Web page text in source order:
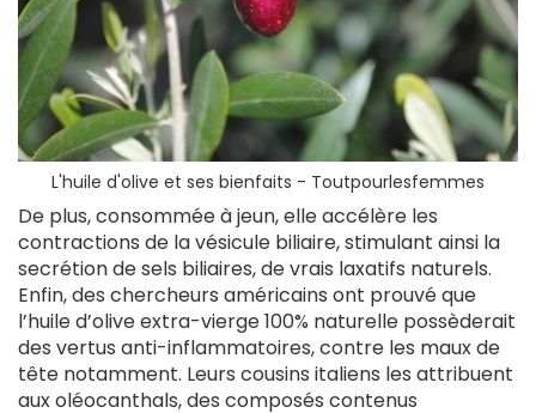
L'huile d'olive et ses bienfaits - Toutpourlesfemmes
De plus, consommée à jeun, elle accélère les
contractions de la vésicule biliaire, stimulant ainsi la
secrétion de sels biliaires, de vrais laxatifs naturels.
Enfin, des chercheurs américains ont prouvé que
l’huile d’olive extra-vierge 100% naturelle possèderait
des vertus anti-inflammatoires, contre les maux de
tête notamment. Leurs cousins italiens les attribuent
aux oléocanthals, des composés contenus